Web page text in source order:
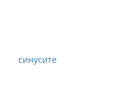
синусите